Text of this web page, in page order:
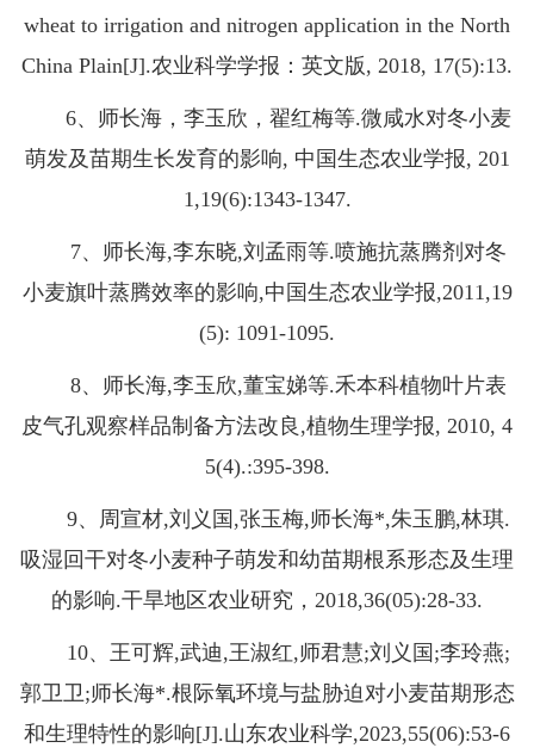
wheat to irrigation and nitrogen application in the North
China Plain[J].农业科学学报：英文版, 2018, 17(5):13.
6、师长海，李玉欣，翟红梅等.微咸水对冬小麦
萌发及苗期生长发育的影响, 中国生态农业学报, 201
1,19(6):1343-1347.
7、师长海,李东晓,刘孟雨等.喷施抗蒸腾剂对冬
小麦旗叶蒸腾效率的影响,中国生态农业学报,2011,19
(5): 1091-1095.
8、师长海,李玉欣,董宝娣等.禾本科植物叶片表
皮气孔观察样品制备方法改良,植物生理学报, 2010, 4
5(4).:395-398.
9、周宣材,刘义国,张玉梅,师长海*,朱玉鹏,林琪.
吸湿回干对冬小麦种子萌发和幼苗期根系形态及生理
的影响.干旱地区农业研究，2018,36(05):28-33.
10、王可辉,武迪,王淑红,师君慧;刘义国;李玲燕;
郭卫卫;师长海*.根际氧环境与盐胁迫对小麦苗期形态
和生理特性的影响[J].山东农业科学,2023,55(06):53-6